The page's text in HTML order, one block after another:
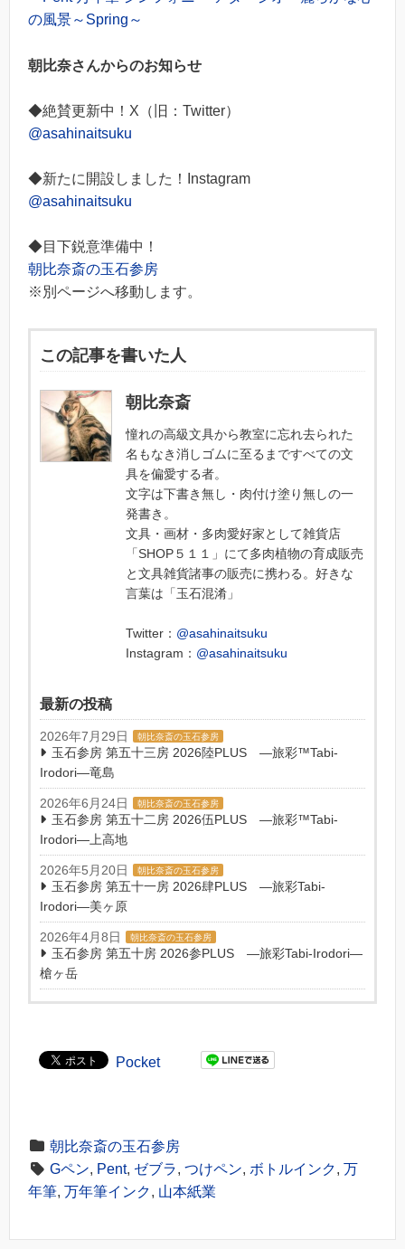
の風景～Spring～
朝比奈さんからのお知らせ
◆絶賛更新中！X（旧：Twitter）
@asahinaitsuku
◆新たに開設しました！Instagram
@asahinaitsuku
◆目下鋭意準備中！
朝比奈斎の玉石参房
※別ページへ移動します。
この記事を書いた人
朝比奈斎
憧れの高級文具から教室に忘れ去られた
名もなき消しゴムに至るまですべての文
具を偏愛する者。
文字は下書き無し・肉付け塗り無しの一
発書き。
文具・画材・多肉愛好家として雑貨店
「SHOP５１１」にて多肉植物の育成販売
と文具雑貨諸事の販売に携わる。好きな
言葉は「玉石混淆」
Twitter： @asahinaitsuku
Instagram： @asahinaitsuku
最新の投稿
2026年7月29日 朝比奈斎の玉石参房
玉石参房 第五十三房 2026陸PLUS ―旅彩™Tabi-
Irodori―竜島
2026年6月24日 朝比奈斎の玉石参房
玉石参房 第五十二房 2026伍PLUS ―旅彩™Tabi-
Irodori―上高地
2026年5月20日 朝比奈斎の玉石参房
玉石参房 第五十一房 2026肆PLUS ―旅彩Tabi-
Irodori―美ヶ原
2026年4月8日 朝比奈斎の玉石参房
玉石参房 第五十房 2026参PLUS ―旅彩Tabi-Irodori―
槍ヶ岳
Pocket
朝比奈斎の玉石参房
Gペン, Pent, ゼブラ, つけペン, ボトルインク, 万
年筆, 万年筆インク, 山本紙業